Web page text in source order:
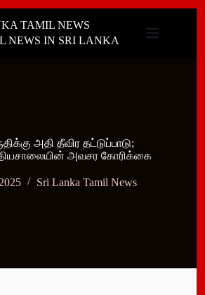
TAMIL NEWS
NEWS IN SRI LANKA
அதி தீவிர தட்டுப்பாடு;
அவசர கோரிக்கை
Sri Lanka Tamil News